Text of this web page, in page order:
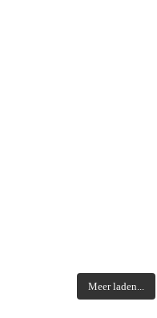
Meer laden...